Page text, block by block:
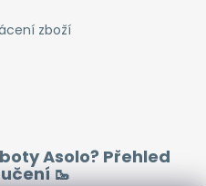
zboží
Asolo? Přehled
🥾